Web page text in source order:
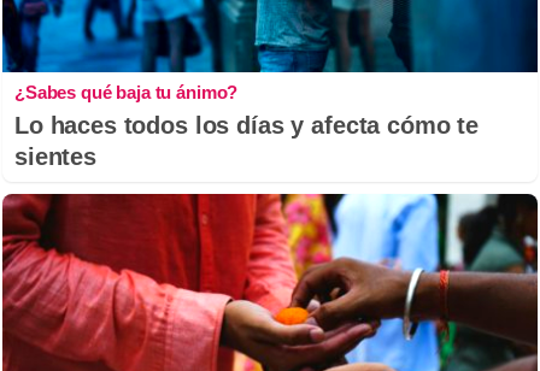
¿Sabes qué baja tu ánimo?
Lo haces todos los días y afecta cómo te
sientes